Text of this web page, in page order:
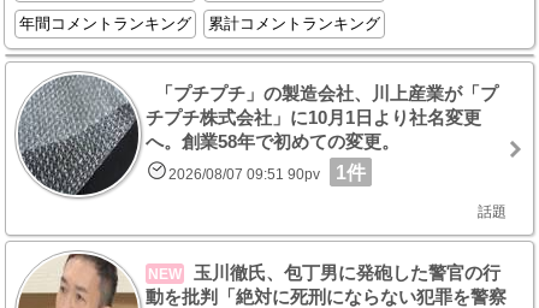
年間コメントランキング
累計コメントランキング
「プチプチ」の製造会社、川上産業が「プ
チプチ株式会社」に10月1日より社名変更
へ。創業58年で初めての変更。
2026/08/07 09:51 90pv 1件
話題
NEW
玉川徹氏、包丁男に発砲した警官の行
動を批判「絶対に死刑にならない犯罪を警察